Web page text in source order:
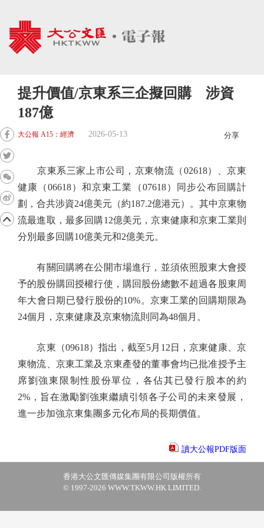
提升價值/京東系三企擬回購 涉資
187億
大公報 A15：經濟 2026-05-13 分享
京東系三家上市公司，京東物流（02618）、京東
健康（06618）和京東工業（07618）同步公布回購計
劃，合共涉資24億美元（約187.2億港元）。其中京東物
流最進取，最多回購12億美元，京東健康和京東工業則
分別最多回購10億美元和2億美元。
有關回購將在公開市場進行，並須依照股東大會授
予的股份購回授權行使，購回股份總數不超過各股東周
年大會日期已發行股份的10%。京東工業的回購期限為
24個月，京東健康及京東物流則同為48個月。
京東（09618）指出，截至5月12日，京東健康、京
東物流、京東工業及京東產發的董事會均已批准授予主
席劉強東限制性股份單位，各佔其已發行股本的約
2%，旨在激勵劉強東繼續引領各子公司的未來發展，
進一步加強京東集團多元化布局的長期價值。
讀大公報PDF版面
香港大公文匯傳媒集團有限公司版權所有
© 1997-2026 WWW.TKWW.HK LIMITED.